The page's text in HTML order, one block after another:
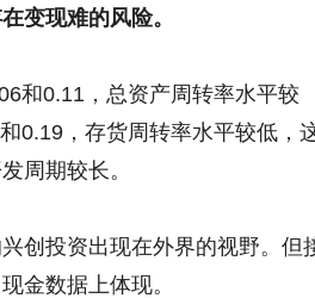
变现难的风险。
和0.11，总资产周转率水平较
0.19，存货周转率水平较低，
周期较长。
创投资出现在外界的视野。但
金数据上体现。